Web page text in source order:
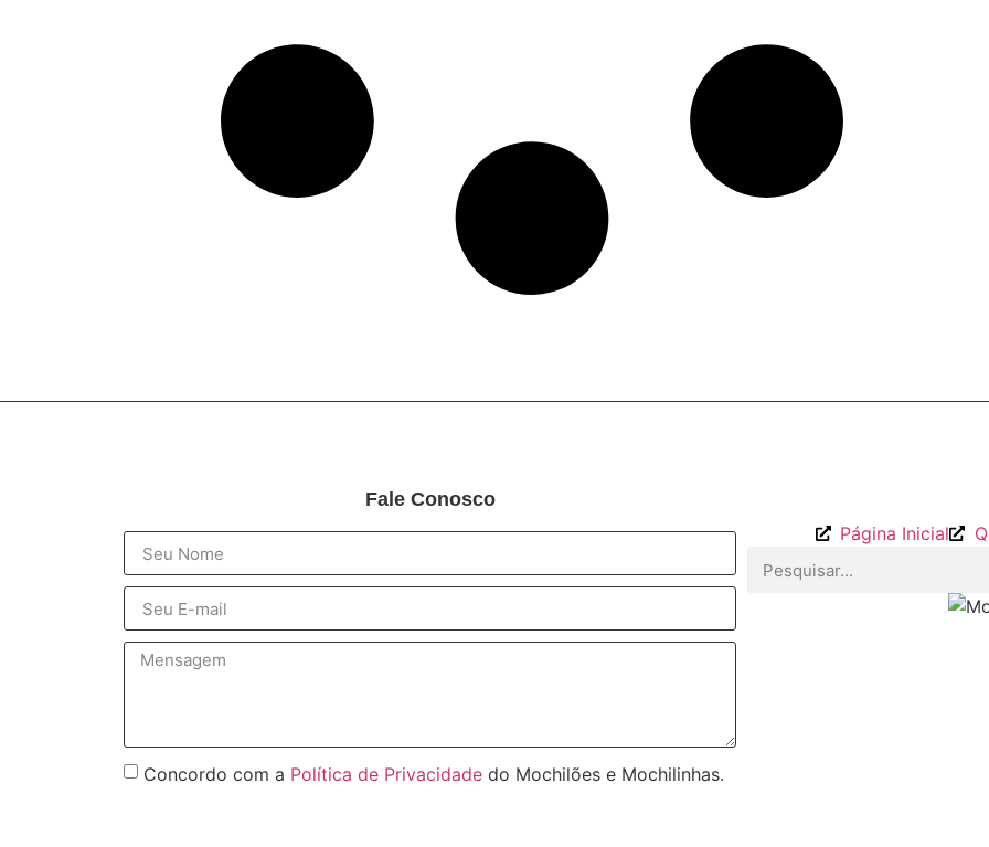
Fale Conosco
Concordo com a Política de Privacidade do Mochilões e Mochilinhas.
Página Inicial